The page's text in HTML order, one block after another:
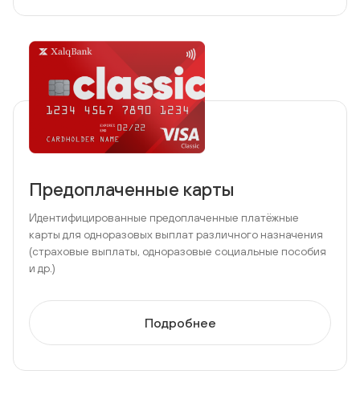
Предоплаченные карты
Идентифицированные предоплаченные платёжные
карты для одноразовых выплат различного назначения
(страховые выплаты, одноразовые социальные пособия
и др.)
Подробнее